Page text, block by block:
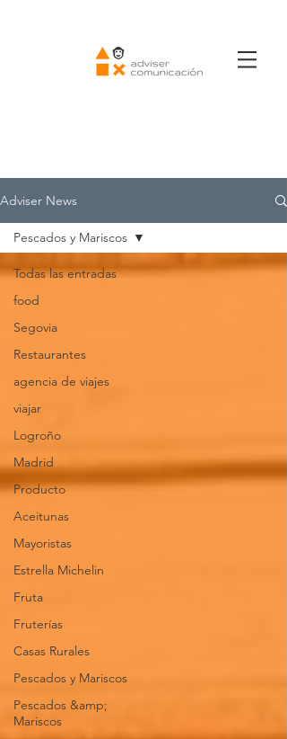
Adviser News
Todas las entradas
food
Segovia
Restaurantes
agencia de viajes
viajar
Logroño
Madrid
Producto
Aceitunas
Mayoristas
Estrella Michelin
Fruta
Fruterías
Casas Rurales
Pescados y Mariscos
Pescados &amp;
Mariscos
Pescados y Mariscos